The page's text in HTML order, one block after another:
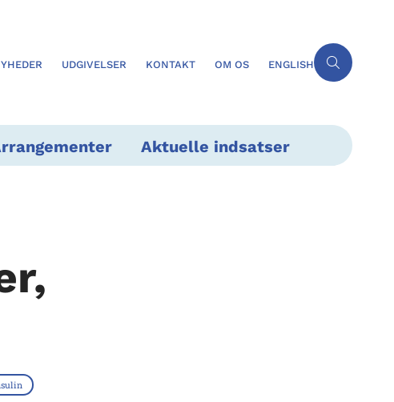
UDGIVELSER KONTAKT OM OS ENGLISH
Aktuelle indsatser